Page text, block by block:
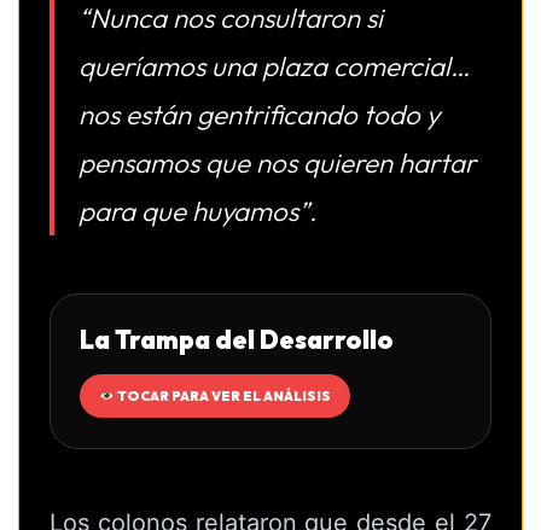
“Nunca nos consultaron si
queríamos una plaza comercial…
nos están gentrificando todo y
pensamos que nos quieren hartar
para que huyamos”.
La Trampa del Desarrollo
TOCAR PARA VER EL ANÁLISIS
Los colonos relataron que desde el 27